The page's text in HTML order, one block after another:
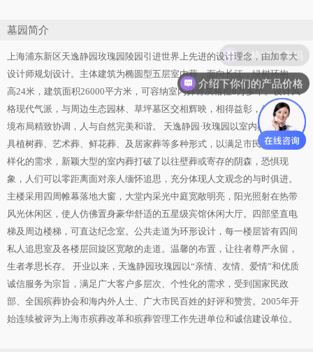
墓园简介
上海浦东新区天逸静园玫瑰园陵园引进世界上先进的设计理念，由加拿大
设计师规划设计。主体建筑为椭圆型五层室内葬，面向长江，绿树环抱，
高24米，建筑面积26000平方米，可容纳室内葬骨灰格位8万多个。设计风
格现代气派，与周边生态园林、草坪墓区交相辉映，相得益彰，体现了环
境布局精致协调，人与自然完美和谐。 天逸静园·玫瑰园以室内葬为主，兼
具植树葬、艺术葬、鲜花葬、及居家葬等多种形式，以满足市民个性化,多
样化的需求，新颖大型的室内葬打破了以往壁葬或寄存的阴森，恐惧现
象，人们可以零距离面对亲人缅怀追思，充分体现人文观念的与时俱进。
主楼采用四周帷幕落地大窗，大堂内采光中庭宽敞明亮，阳光照射在热带
风光休闲区，使人仿佛置身豪华舒适的五星级宾馆休闲大厅。四部坚直电
梯及周边楼梯，可直达纪念室。公共走道为环形设计，每一楼层皆有四间
私人追思室及各楼层回旋区宽敞的走道。温馨的布置，让往者尊严永留，
生者孝思长存。 开业以来，天逸静园玫瑰园以“亲情、友情、爱情”和优质
诚信服务为宗旨，满足广大客户多层次、个性化的需求，受到国家民政
部、全国殡葬协会和海内外人士、广大市民百姓的好评和赞赏。2005年开
始连续被评为上海市殡葬改革和殡葬管理工作先进单位和诚信建设单位。
介绍下你们的产品价格
价格有优惠吗